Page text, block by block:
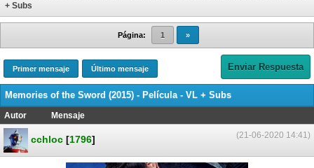
+ Subs
Página: 1 »
Primer mensaje Último mensaje Enviar Respuesta
Memories of the Sword (2015) - Película - VL + Subs
Autor
Mensaje
(21-06-2020 14:41)
cchloc [1796]